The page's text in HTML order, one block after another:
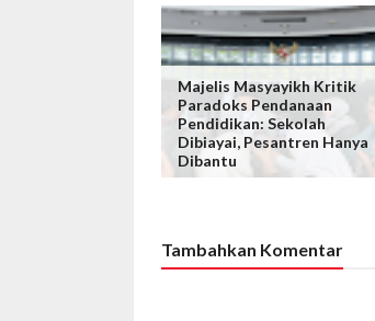
Majelis Masyayikh Kritik
Paradoks Pendanaan
Pendidikan: Sekolah
Dibiayai, Pesantren Hanya
Dibantu
Tambahkan Komentar